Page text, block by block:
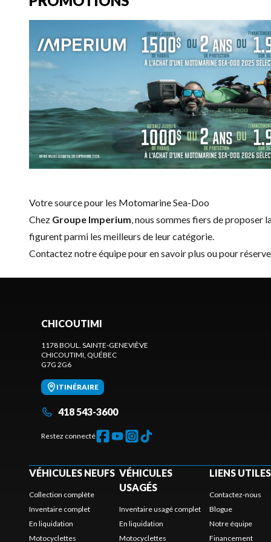
Votre source pour les Motomarine Sea-Doo
Chez Groupe Imperium, nous sommes fiers de proposer
figurent parmi les meilleurs de leur catégorie.
Contactez notre équipepour en savoir plus ou pour
CHICOUTIMI
1178 BOUL. SAINTE-GENEVIÈVE
CHICOUTIMI, QUÉBEC
G7G 2G6
ITINÉRAIRE
418 543-3600
Restez connecté
VÉHICULES NEUFS
Collection complète
Inventaire complet
En liquidation
Motocyclettes
VÉHICULES
USAGÉS
Inventaire usagé complet
En liquidation
Motocyclettes
LIENS UTILES
Contactez-nous
Blogue
Notre équipe
Financement